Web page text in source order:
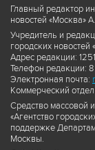
Главный редактор
новостей «Москва»
Учредитель и
городских
Адрес редакции:
Телефон редакции:
Электронная почта:
Коммерческий
Средство массовой
«Агентство
поддержке
Москвы.